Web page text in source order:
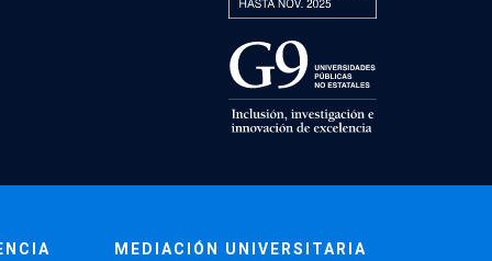
MEDIACIÓN UNIVERSITARIA